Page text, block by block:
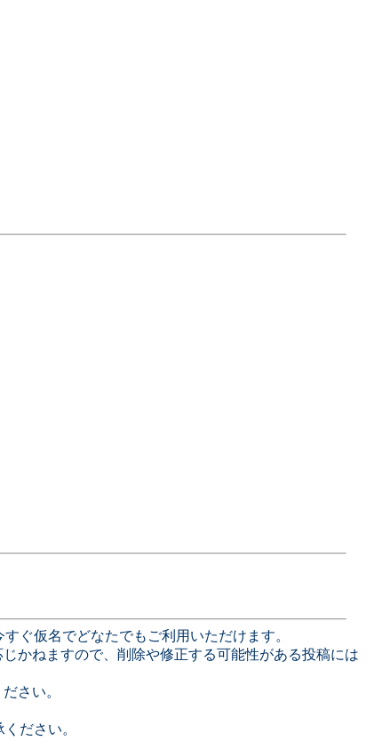
ぐ仮名でどなたでもご利用いただけます。
かねますので、削除や修正する可能性がある投稿には
さい。
ださい。